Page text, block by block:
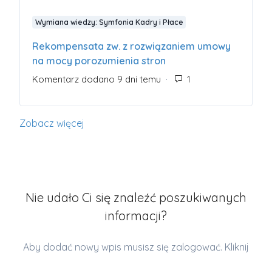
Wymiana wiedzy: Symfonia Kadry i Płace
Rekompensata zw. z rozwiązaniem umowy
na mocy porozumienia stron
Komentarz dodano 9 dni temu
Zobacz więcej
Nie udało Ci się znaleźć poszukiwanych
informacji?
Aby dodać nowy wpis musisz się zalogować. Kliknij